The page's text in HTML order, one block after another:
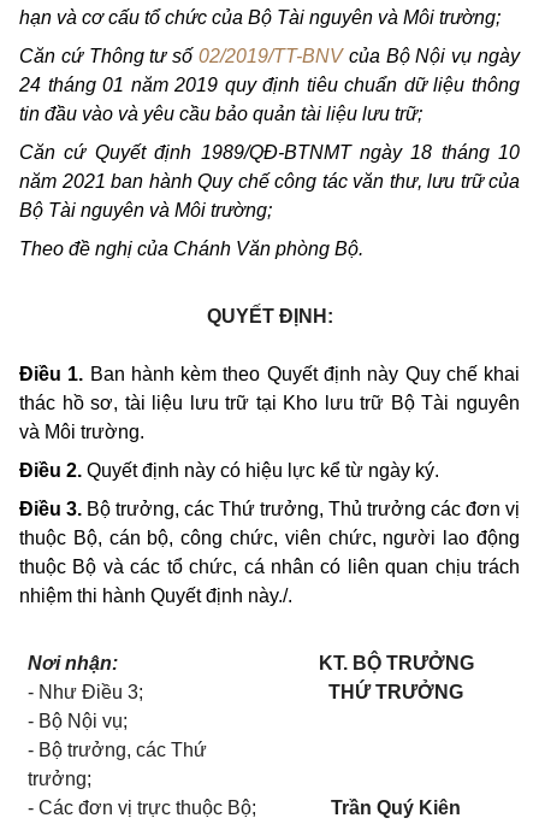
hạn và cơ cấu tổ chức của Bộ Tài nguyên và Môi trường;
Căn cứ Thông tư số 02/2019/TT-BNV của Bộ Nội vụ ngày
24 tháng01 năm2019 quyđịnh tiêu chuẩn dữ liệu thông
tin đầu vào và yêu cầu bảo quản tài liệu lưu trữ;
Căn cứ Quyết định 1989/QĐ-BTNMT ngày 18 tháng 10
năm 2021 ban hành Quy chế công tác văn thư, lưu trữ của
Bộ Tài nguyên và Môi trường;
Theo đề nghị của Chánh Văn phòng Bộ.
QUYẾT ĐỊNH:
Điều 1. Ban hành kèmtheo Quyết định này Quy chế khai
thác hồ sơ, tài liệu lưu trữ tại Kho
lưu trữ Bộ Tài nguyên
và Môi trường.
Điều 2. Quyết định này có hiệu lực kể từ ngày ký.
Điều 3. Bộ trưởng, các Thứ trưởng, Thủ trưởng các đơn vị
thuộc Bộ, cán bộ, công chức, viên chức, người lao động
thuộc Bộ và các tổ chức, cá nhân có liên quan chịu trách
nhiệm thi hành Quyết định này./.
Nơi nhận:
- Như Điều 3;
- Bộ Nội vụ;
- Bộ trưởng, các Thứ
trưởng;
-Các đơn vị trực thuộc Bộ;
KT. BỘ TRƯỞNG
THỨ TRƯỞNG
Trần Quý Kiên